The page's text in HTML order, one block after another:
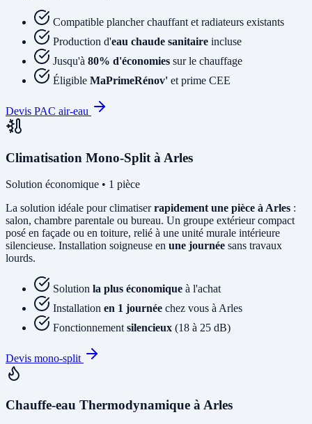
Compatible plancher chauffant et radiateurs existants
Production d'eau chaude sanitaire incluse
Jusqu'à 80% d'économies sur le chauffage
Éligible MaPrimeRénov' et prime CEE
Devis PAC air-eau
Climatisation Mono-Split à Arles
Solution économique • 1 pièce
La solution idéale pour climatiserrapidement une pièce à Arles :
salon, chambre parentale ou bureau. Un groupe extérieur compact
posé en façade ou en toiture, relié à une unité murale intérieure
silencieuse. Installation soigneuse en une journée sans travaux
lourds.
Solution la plus économique à l'achat
Installation en 1 journée chez vous à Arles
Fonctionnement silencieux (18 à 25 dB)
Devis mono-split
Chauffe-eau Thermodynamique à Arles